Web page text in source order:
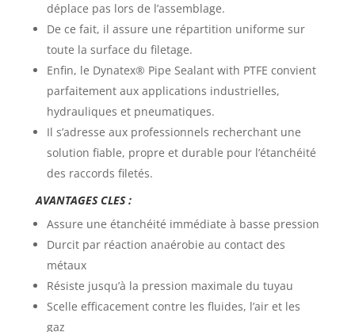
déplace pas lors de l’assemblage.
De ce fait, il assure une répartition uniforme sur
toute la surface du filetage.
Enfin, le Dynatex® Pipe Sealant with PTFE convient
parfaitement aux applications industrielles,
hydrauliques et pneumatiques.
Il s’adresse aux professionnels recherchant une
solution fiable, propre et durable pour l’étanchéité
des raccords filetés.
AVANTAGES CLES :
Assure une étanchéité immédiate à basse pression
Durcit par réaction anaérobie au contact des
métaux
Résiste jusqu’à la pression maximale du tuyau
Scelle efficacement contre les fluides, l’air et les
gaz